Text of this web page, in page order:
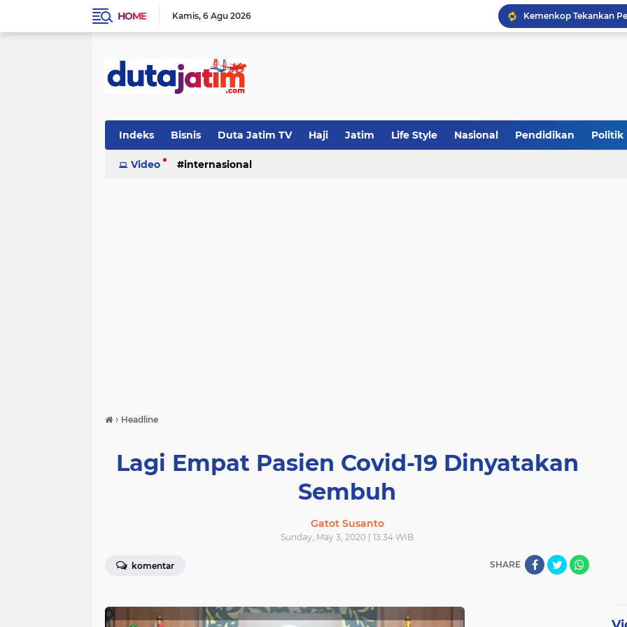
HOME Kamis 6 Agu 2026
Tabrak Lari di
Sinergi Fiskal Moneter:
Indeks Bisnis Duta Jatim TV Haji Jatim Life Style Nasional Pendidikan Politik
Video internasional
› Headline
Lagi Empat Pasien Covid-19 Dinyatakan
Sembuh
Gatot Susanto
Sunday, May 3, 2020 | 13:34 WIB
komentar SHARE